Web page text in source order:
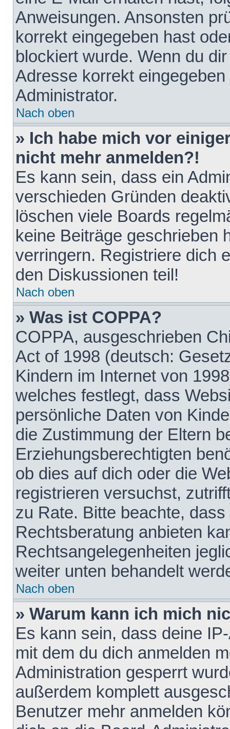
Anweisungen. Ansonsten
korrekt eingegeben hast
blockiert wurde. Wenn du
Adresse korrekt
Administrator.
Nach oben
» Ich habe mich vor
nicht mehr anmelden?!
Es kann sein, dass ein
verschieden Gründen
löschen viele Boards
keine Beiträge geschrieben
verringern. Registriere dich
den Diskussionen teil!
Nach oben
» Was ist COPPA?
COPPA, ausgeschrieben
Act of 1998 (deutsch:
Kindern im Internet von
welches festlegt, dass
persönliche Daten von
die Zustimmung der Eltern
Erziehungsberechtigten
ob dies auf dich oder die
registrieren versuchst,
zu Rate. Bitte beachte,
Rechtsberatung anbieten
Rechtsangelegenheiten
weiter unten behandelt
Nach oben
» Warum kann ich mich
Es kann sein, dass deine
mit dem du dich anmelden
Administration gesperrt
außerdem komplett
Benutzer mehr anmelden